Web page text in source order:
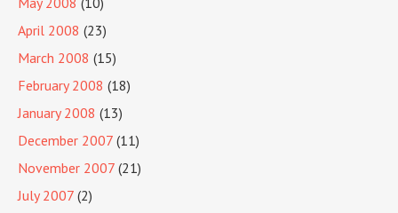
April 2008 (23)
March 2008 (15)
February 2008 (18)
January 2008 (13)
December 2007 (11)
November 2007 (21)
July 2007 (2)